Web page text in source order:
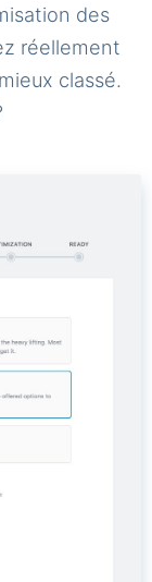
des
réellement
classé.